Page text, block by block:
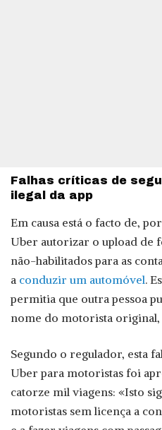
Falhas críticas de
ilegal da app
Em causa está o facto de,
Uber autorizar o upload de
não-habilitados para as
a conduzir um automóvel.
permitia que outra pessoa
nome do motorista original,
Segundo o regulador, esta
Uber para motoristas foi
catorze mil viagens: «Isto
motoristas sem licença a